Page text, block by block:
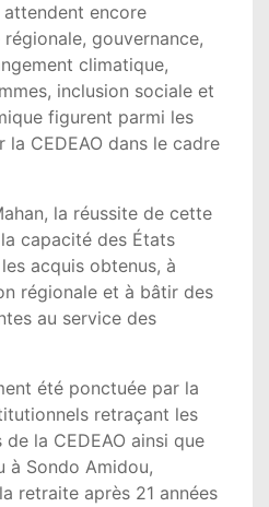
attendent encore
régionale, gouvernance,
climatique,
inclusion sociale et
figurent parmi les
CEDEAO dans le cadre
la réussite de cette
capacité des États
acquis obtenus, à
régionale et à bâtir des
au service des
été ponctuée par la
retraçant les
la CEDEAO ainsi que
à Sondo Amidou,
retraite après 21 années